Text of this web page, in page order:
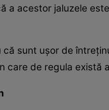
a acestor jaluzele
că sunt uşor de
care de regula există